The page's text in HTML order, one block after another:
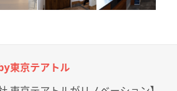
東京テアトル